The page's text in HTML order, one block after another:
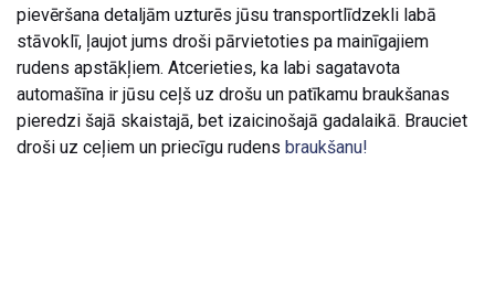
pievēršana detaljām uzturēs jūsu transportlīdzekli labā
stāvoklī, ļaujot jums droši pārvietoties pa mainīgajiem
rudens apstākļiem. Atcerieties, ka labi sagatavota
automašīna ir jūsu ceļš uz drošu un patīkamu braukšanas
pieredzi šajā skaistajā, bet izaicinošajā gadalaikā. Brauciet
droši uz ceļiem un priecīgu rudens braukšanu!